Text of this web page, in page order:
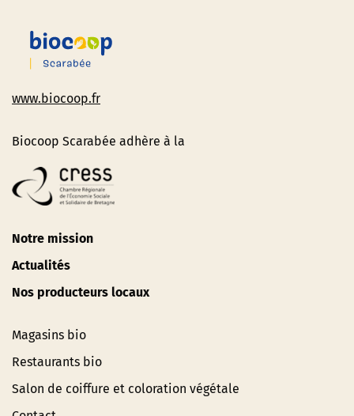
www.biocoop.fr
Biocoop Scarabée adhère à la
Notre mission
Actualités
Nos producteurs locaux
Magasins bio
Restaurants bio
Salon de coiffure et coloration végétale